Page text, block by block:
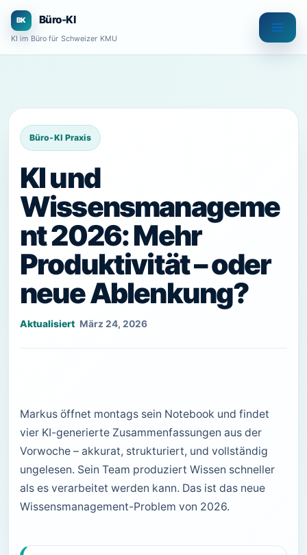
Zum
Inhalt
springen
Büro-KI
KI im Büro für Schweizer KMU
KI und
Wissensmanageme
nt 2026: Mehr
Produktivität – oder
neue Ablenkung?
März 24, 2026
Markus öffnet montags sein Notebook und findet
vier KI-generierte Zusammenfassungen aus der
Vorwoche – akkurat, strukturiert, und vollständig
ungelesen. Sein Team produziert Wissen schneller
als es verarbeitet werden kann. Das ist das neue
Wissensmanagement-Problem von 2026.